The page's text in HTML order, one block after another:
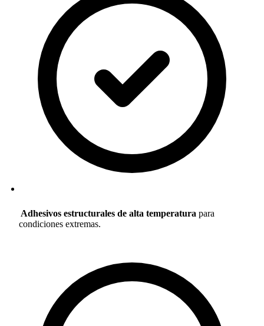
Adhesivos estructurales de alta temperatura para
condiciones extremas.